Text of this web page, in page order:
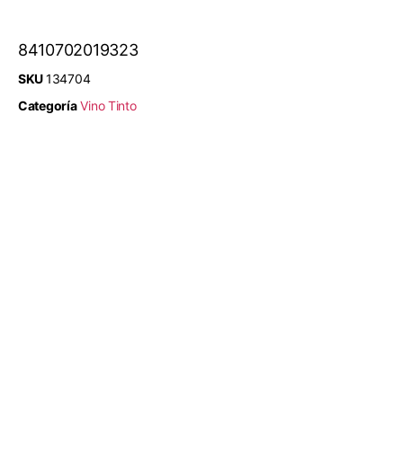
8410702019323
SKU134704
Categoría Vino Tinto